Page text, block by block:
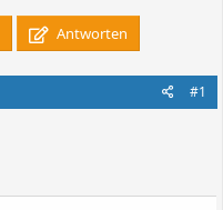
Antworten
#1